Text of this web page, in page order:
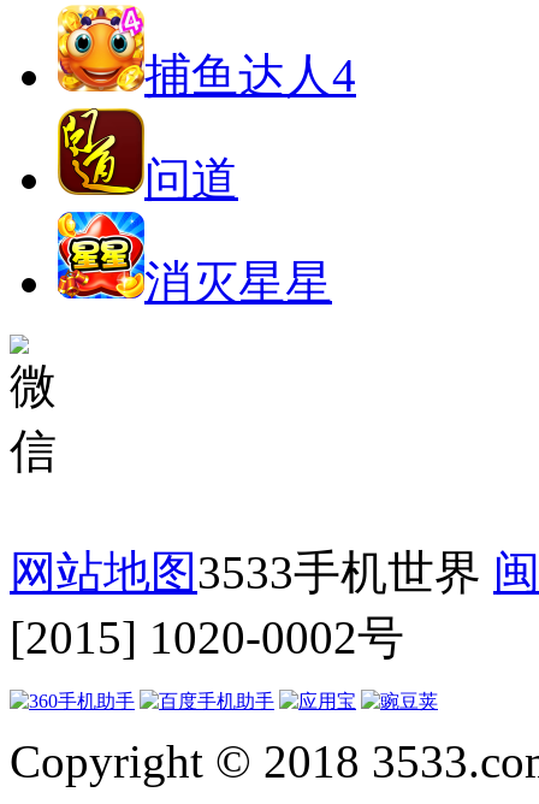
捕鱼达人4
问道
消灭星星
网站地图3533手机世界
[2015] 1020-0002号
Copyright © 2018